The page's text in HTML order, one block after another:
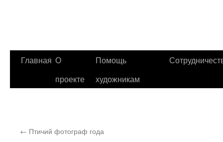
Главная О
проекте
Помощь
художникам
← Птичий фотограф года